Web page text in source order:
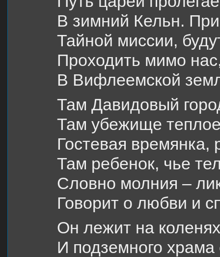
В зимний Кельн.
Тайной миссии,
Проходить мимо
В Вифлеемской
Там Давидовый
Там убежище
Гостевая времянка,
Там ребенок, чье
Словно молния –
Говорит о любви и
Он лежит на
И подземного храма